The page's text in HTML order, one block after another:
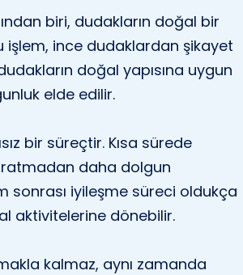
biri, dudakların doğal bir
işlem, ince dudaklardan şikayet
doğal yapısına uygun
elde edilir.
bir süreçtir. Kısa sürede
daha dolgun
sonrası iyileşme süreci oldukça
aktivitelerine dönebilir.
kalmaz, aynı zamanda